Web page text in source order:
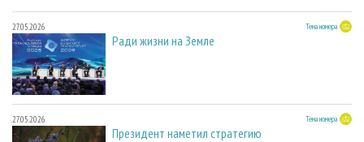
27.05.2026 Тема номера
Ради жизни на Земле
27.05.2026 Тема номера
Президент наметил стратегию